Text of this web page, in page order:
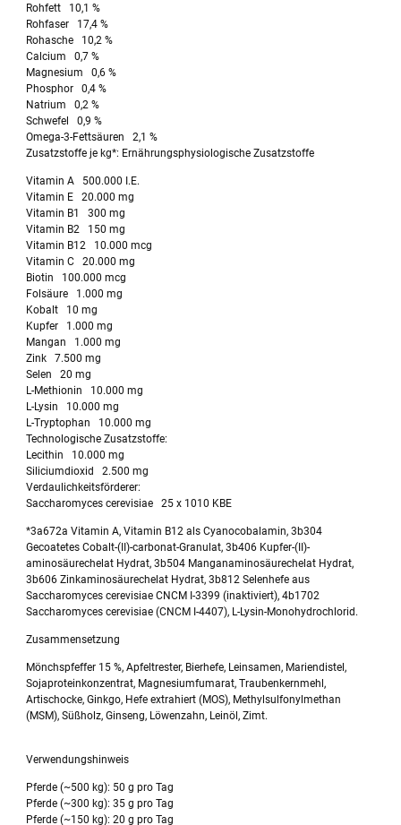
Rohfett 10,1 %
Rohfaser 17,4 %
Rohasche 10,2 %
Calcium 0,7 %
Magnesium 0,6 %
Phosphor 0,4 %
Natrium 0,2 %
Schwefel 0,9 %
Omega-3-Fettsäuren 2,1 %
Zusatzstoffe je kg*: Ernährungsphysiologische Zusatzstoffe
Vitamin A 500.000 I.E.
Vitamin E 20.000 mg
Vitamin B1 300 mg
Vitamin B2 150 mg
Vitamin B12 10.000 mcg
Vitamin C 20.000 mg
Biotin 100.000 mcg
Folsäure 1.000 mg
Kobalt 10 mg
Kupfer 1.000 mg
Mangan 1.000 mg
Zink 7.500 mg
Selen 20 mg
L-Methionin 10.000 mg
L-Lysin 10.000 mg
L-Tryptophan 10.000 mg
Technologische Zusatzstoffe:
Lecithin 10.000 mg
Siliciumdioxid 2.500 mg
Verdaulichkeitsförderer:
Saccharomyces cerevisiae 25 x 1010 KBE
*3a672a Vitamin A, Vitamin B12 als Cyanocobalamin, 3b304
Gecoatetes Cobalt-(II)-carbonat-Granulat, 3b406 Kupfer-(II)-
aminosäurechelat Hydrat, 3b504 Manganaminosäurechelat Hydrat,
3b606 Zinkaminosäurechelat Hydrat, 3b812 Selenhefe aus
Saccharomyces cerevisiae CNCM I-3399 (inaktiviert), 4b1702
Saccharomyces cerevisiae (CNCM I-4407), L-Lysin-Monohydrochlorid.
Zusammensetzung
Mönchspfeffer 15 %, Apfeltrester, Bierhefe, Leinsamen, Mariendistel,
Sojaproteinkonzentrat, Magnesiumfumarat, Traubenkernmehl,
Artischocke, Ginkgo, Hefe extrahiert (MOS), Methylsulfonylmethan
(MSM), Süßholz, Ginseng, Löwenzahn, Leinöl, Zimt.
Verwendungshinweis
Pferde (~500 kg): 50 g pro Tag
Pferde (~300 kg): 35 g pro Tag
Pferde (~150 kg): 20 g pro Tag